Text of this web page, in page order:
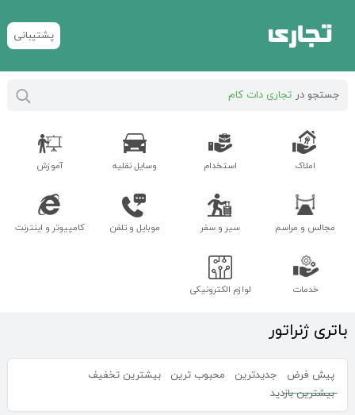
پشتیبانی
جستجو در تجاری دات کام
املاک استخدام وسایل نقلیه آموزش
مجالس و مراسم سیر و سفر موبایل و تلفن کامپیوتر و اینترنت
خدمات لوازم الکترونیکی
باتری ژنراتور
پیش فرض جدیدترین محبوب ترین
بیشترین تخفیف
بیشترین بازدید